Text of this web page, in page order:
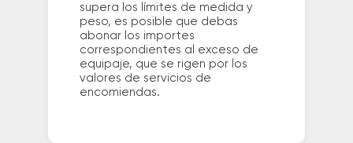
supera los límites de medida y
peso, es posible que debas
abonar los importes
correspondientes al exceso de
equipaje, que se rigen por los
valores de servicios de
encomiendas.